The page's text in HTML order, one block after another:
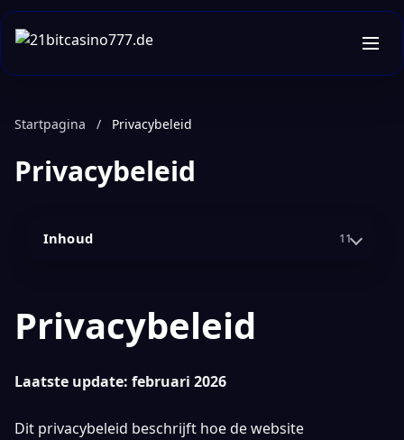
Startpagina / Privacybeleid
Privacybeleid
Inhoud 11
Privacybeleid
Laatste update: februari 2026
Dit privacybeleid beschrijft hoe de website